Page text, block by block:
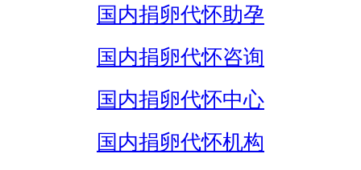
国内捐卵代怀助孕
国内捐卵代怀咨询
国内捐卵代怀中心
国内捐卵代怀机构